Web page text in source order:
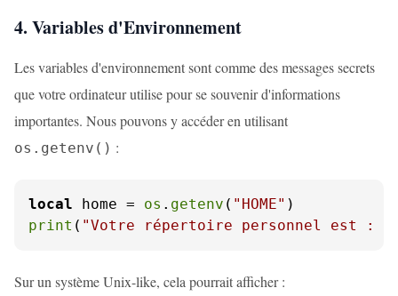
4. Variables d'Environnement
Les variables d'environnement sont comme des messages secrets
que votre ordinateur utilise pour se souvenir d'informations
importantes. Nous pouvons y accéder en utilisant
os.getenv() :
local home = os . getenv ( "HOME"
print ( "Votre répertoire personnel est : "
Sur un système Unix-like, cela pourrait afficher :